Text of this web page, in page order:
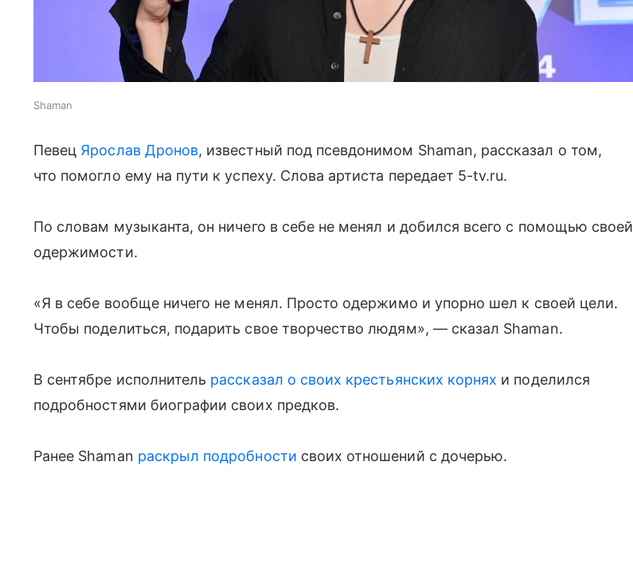
Shaman
Певец Ярослав Дронов, известный под псевдонимом Shaman, рассказал о том,
что помогло ему на пути к успеху. Слова артиста передает 5-tv.ru.
По словам музыканта, он ничего в себе не менял и добился всего с помощью своей
одержимости.
«Я в себе вообще ничего не менял. Просто одержимо и упорно шел к своей цели.
Чтобы поделиться, подарить свое творчество людям», — сказал Shaman.
В сентябре исполнитель рассказал о своих крестьянских корнях и поделился
подробностями биографии своих предков.
Ранее Shaman раскрыл подробности своих отношений с дочерью.